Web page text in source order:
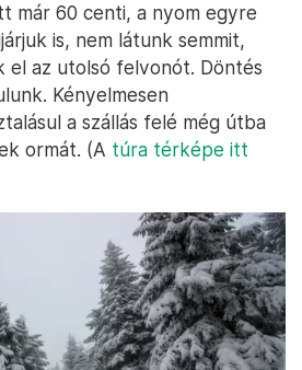
már 60 centi, a nyom egyre
is, nem látunk semmit,
el az utolsó felvonót. Döntés
Kényelmesen
a szállás felé még útba
ormát. (A túra térképe itt